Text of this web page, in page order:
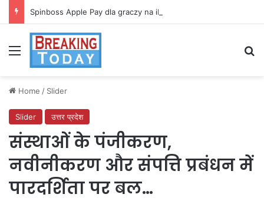
Spinboss Apple Pay dla graczy na iPhone
Menu
Home / Slider
Slider उत्तर प्रदेश
संस्थाओं के पंजीकरण,
नवीनीकरण और संपत्ति प्रबंधन में
पारदर्शिता पर बल…